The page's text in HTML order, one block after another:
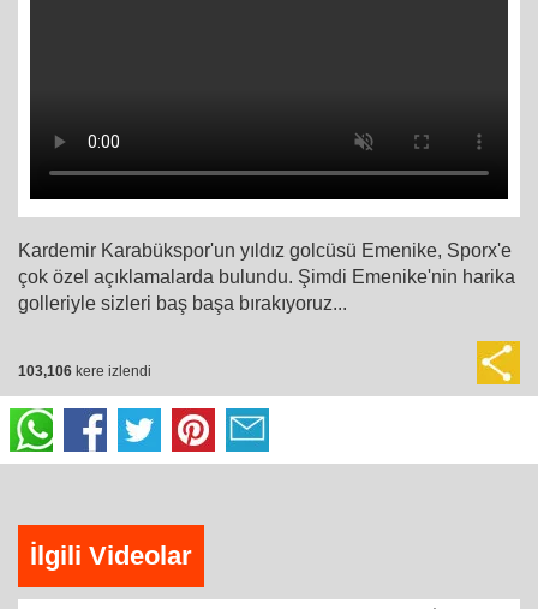
Kardemir Karabükspor'un yıldız golcüsü Emenike, Sporx'e
çok özel açıklamalarda bulundu. Şimdi Emenike'nin harika
golleriyle sizleri baş başa bırakıyoruz...
103,106 kere izlendi
İlgili Videolar